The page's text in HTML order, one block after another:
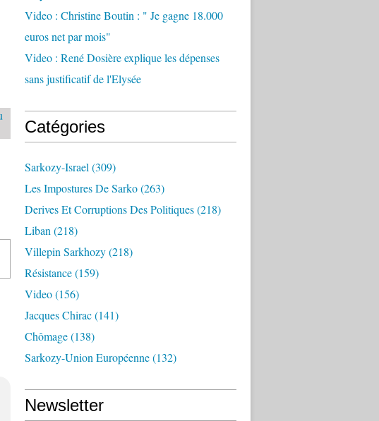
Video : Christine Boutin : " Je gagne 18.000
euros net par mois"
Video : René Dosière explique les dépenses
sans justificatif de l'Elysée
Catégories
Sarkozy-Israel (309)
Les Impostures De Sarko(263)
Derives Et Corruptions Des Politiques(218)
Liban (218)
Villepin Sarkhozy(218)
Résistance(159)
Video(156)
Jacques Chirac(141)
Chômage(138)
Sarkozy-Union Européenne(132)
Newsletter